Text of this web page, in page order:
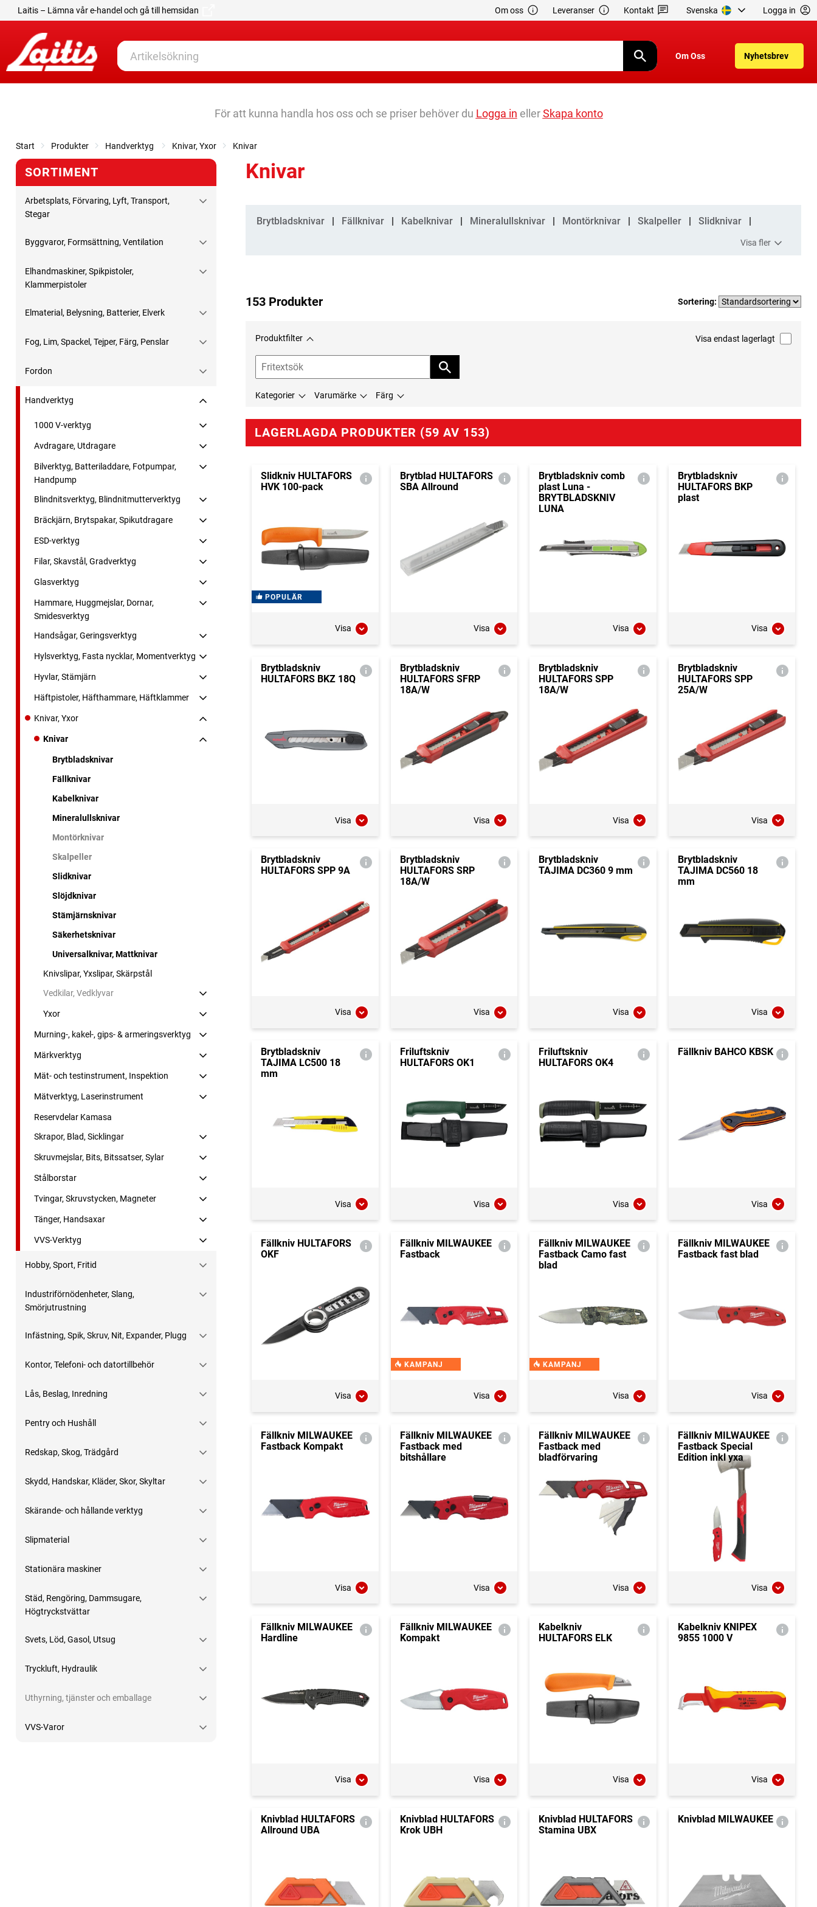
Laitis – Lämna vår e-handel och gå till hemsidan Om oss Leveranser Kontakt Svenska Logga in
Om Oss Nyhetsbrev
För att kunna handla hos oss och se priser behöver du Logga in ellerSkapa konto
Start Produkter Handverktyg Knivar, Yxor Knivar
SORTIMENT
Arbetsplats, Förvaring, Lyft, Transport,
Stegar
Byggvaror, Formsättning, Ventilation
Elhandmaskiner, Spikpistoler,
Klammerpistoler
Elmaterial, Belysning, Batterier, Elverk
Fog, Lim, Spackel, Tejper, Färg, Penslar
Fordon
Handverktyg
1000 V-verktyg
Avdragare, Utdragare
Bilverktyg, Batteriladdare, Fotpumpar,
Handpump
Blindnitsverktyg, Blindnitmutterverktyg
Bräckjärn, Brytspakar, Spikutdragare
ESD-verktyg
Filar, Skavstål, Gradverktyg
Glasverktyg
Hammare, Huggmejslar, Dornar,
Smidesverktyg
Handsågar, Geringsverktyg
Hylsverktyg, Fasta nycklar, Momentverktyg
Hyvlar, Stämjärn
Häftpistoler, Häfthammare, Häftklammer
Knivar, Yxor
Knivar
Brytbladsknivar
Fällknivar
Kabelknivar
Mineralullsknivar
Montörknivar
Skalpeller
Slidknivar
Slöjdknivar
Stämjärnsknivar
Säkerhetsknivar
Universalknivar, Mattknivar
Knivslipar, Yxslipar, Skärpstål
Vedkilar, Vedklyvar
Yxor
Murning-, kakel-, gips- & armeringsverktyg
Märkverktyg
Mät- och testinstrument, Inspektion
Mätverktyg, Laserinstrument
Reservdelar Kamasa
Skrapor, Blad, Sicklingar
Skruvmejslar, Bits, Bitssatser, Sylar
Stålborstar
Tvingar, Skruvstycken, Magneter
Tänger, Handsaxar
VVS-Verktyg
Hobby, Sport, Fritid
Industriförnödenheter, Slang,
Smörjutrustning
Infästning, Spik, Skruv, Nit, Expander, Plugg
Kontor, Telefoni- och datortillbehör
Lås, Beslag, Inredning
Pentry och Hushåll
Redskap, Skog, Trädgård
Skydd, Handskar, Kläder, Skor, Skyltar
Skärande- och hållande verktyg
Slipmaterial
Stationära maskiner
Städ, Rengöring, Dammsugare,
Högtryckstvättar
Svets, Löd, Gasol, Utsug
Tryckluft, Hydraulik
Uthyrning, tjänster och emballage
VVS-Varor
Knivar
Kategorier
Brytbladsknivar Fällknivar Kabelknivar Mineralullsknivar Montörknivar Skalpeller Slidknivar
Visa fler
153 Produkter Sortering:
Produktfilter Visa endast lagerlagt
Kategorier Varumärke Färg
LAGERLAGDA PRODUKTER (59 AV 153)
Slidkniv HULTAFORS
HVK 100-pack
POPULÄR
Visa
Brytblad HULTAFORS
SBA Allround
Visa
Brytbladskniv comb
plast Luna -
BRYTBLADSKNIV
LUNA
Visa
Brytbladskniv
HULTAFORS BKP
plast
Visa
Brytbladskniv
HULTAFORS BKZ 18Q
Visa
Brytbladskniv
HULTAFORS SFRP
18A/W
Visa
Brytbladskniv
HULTAFORS SPP
18A/W
Visa
Brytbladskniv
HULTAFORS SPP
25A/W
Visa
Brytbladskniv
HULTAFORS SPP 9A
Visa
Brytbladskniv
HULTAFORS SRP
18A/W
Visa
Brytbladskniv
TAJIMA DC360 9 mm
Visa
Brytbladskniv
TAJIMA DC560 18
mm
Visa
Brytbladskniv
TAJIMA LC500 18
mm
Visa
Friluftskniv
HULTAFORS OK1
Visa
Friluftskniv
HULTAFORS OK4
Visa
Fällkniv BAHCO KBSK
Visa
Fällkniv HULTAFORS
OKF
Visa
Fällkniv MILWAUKEE
Fastback
KAMPANJ
Visa
Fällkniv MILWAUKEE
Fastback Camo fast
blad
KAMPANJ
Visa
Fällkniv MILWAUKEE
Fastback fast blad
Visa
Fällkniv MILWAUKEE
Fastback Kompakt
Visa
Fällkniv MILWAUKEE
Fastback med
bitshållare
Visa
Fällkniv MILWAUKEE
Fastback med
bladförvaring
Visa
Fällkniv MILWAUKEE
Fastback Special
Edition inkl yxa
Visa
Fällkniv MILWAUKEE
Hardline
Visa
Fällkniv MILWAUKEE
Kompakt
Visa
Kabelkniv
HULTAFORS ELK
Visa
Kabelkniv KNIPEX
9855 1000 V
Visa
Knivblad HULTAFORS
Allround UBA
Knivblad HULTAFORS
Krok UBH
Knivblad HULTAFORS
Stamina UBX
Knivblad MILWAUKEE